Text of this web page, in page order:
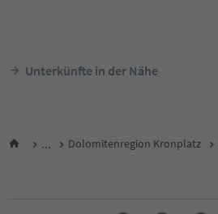
Unterkünfte in der Nähe
... Dolomitenregion Kronplatz